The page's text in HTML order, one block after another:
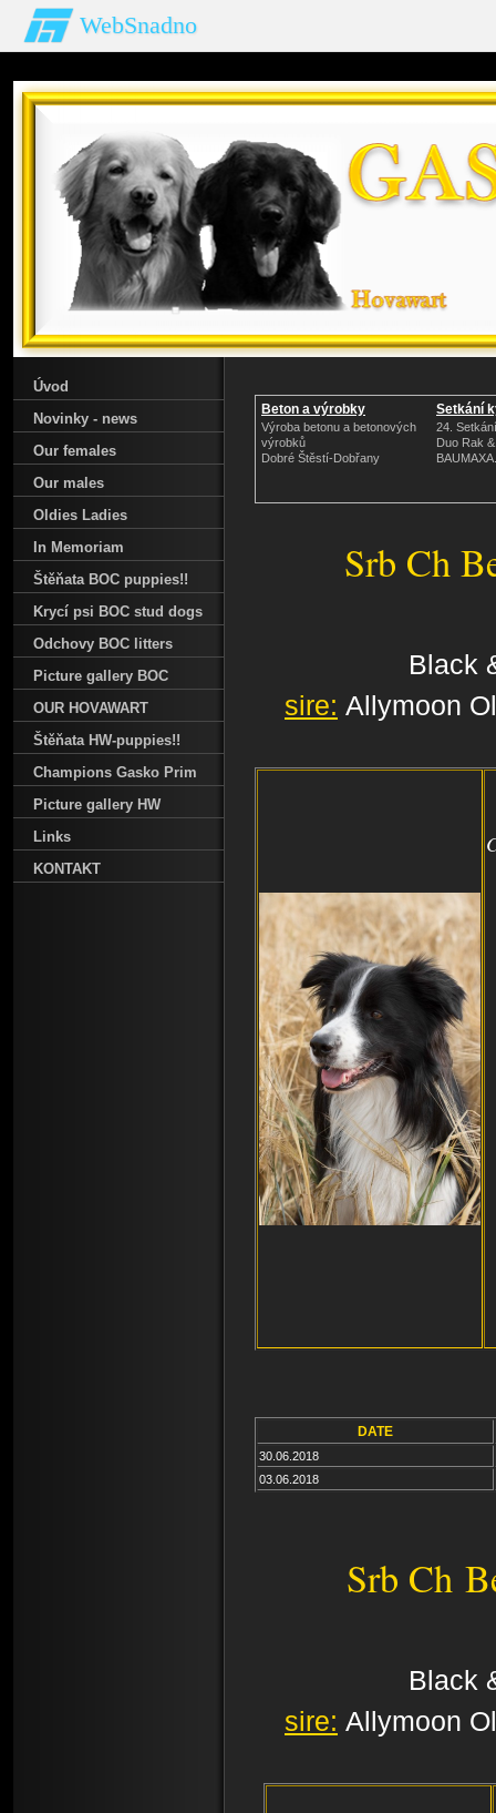
WebSnadno
Beton a výrobky
Výroba betonu a betonových
výrobků
Dobré Štěstí-Dobřany
Setkání
24.
Duo Rak
Srb Ch
Black
sire: Allymoon
DATE
30.06.2018
03.06.2018
Srb Ch
Black
sire: Allymoon
Úvod
Novinky - news
Our females
Our males
Oldies Ladies
In Memoriam
Štěňata BOC puppies!!
Krycí psi BOC stud dogs
Odchovy BOC litters
Picture gallery BOC
OUR HOVAWART
Štěňata HW-puppies!!
Champions Gasko Prim
Picture gallery HW
Links
KONTAKT